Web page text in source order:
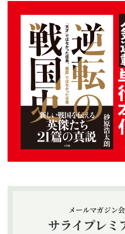
メールマガジン
サライプレミ